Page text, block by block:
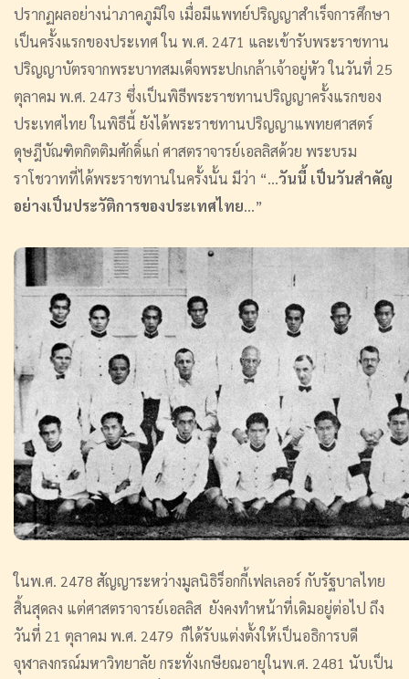
ปรากฏผลอย่างน่าภาคภูมิใจ เมื่อมีแพทย์ปริญญาสำเร็จการศึกษา
เป็นครั้งแรกของประเทศ ใน พ.ศ. 2471 และเข้ารับพระราชทาน
ปริญญาบัตรจากพระบาทสมเด็จพระปกเกล้าเจ้าอยู่หัว ในวันที่ 25
ตุลาคม พ.ศ. 2473 ซึ่งเป็นพิธีพระราชทานปริญญาครั้งแรกของ
ประเทศไทย ในพิธีนี้ ยังได้พระราชทานปริญญาแพทยศาสตร์
ดุษฎีบัณฑิตกิตติมศักดิ์แก่ ศาสตราจารย์เอลลิสด้วย พระบรม
ราโชวาทที่ได้พระราชทานในครั้งนั้น มีว่า “...วันนี้ เป็นวันสำคัญ
อย่างเป็นประวัติการของประเทศไทย...”
ในพ.ศ. 2478 สัญญาระหว่างมูลนิธิร็อกกี้เฟลเลอร์ กับรัฐบาลไทย
สิ้นสุดลง แต่ศาสตราจารย์เอลลิส ยังคงทำหน้าที่เดิมอยู่ต่อไป ถึง
วันที่ 21 ตุลาคม พ.ศ. 2479 ก็ได้รับแต่งตั้งให้เป็นอธิการบดี
จุฬาลงกรณ์มหาวิทยาลัย กระทั่งเกษียณอายุในพ.ศ. 2481 นับเป็น